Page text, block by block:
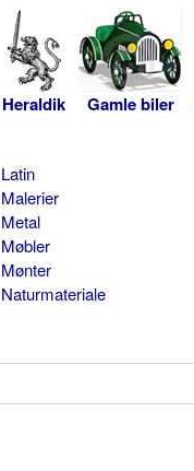
Heraldik Gamle biler
Latin
Malerier
Metal
Møbler
Mønter
Naturmateriale